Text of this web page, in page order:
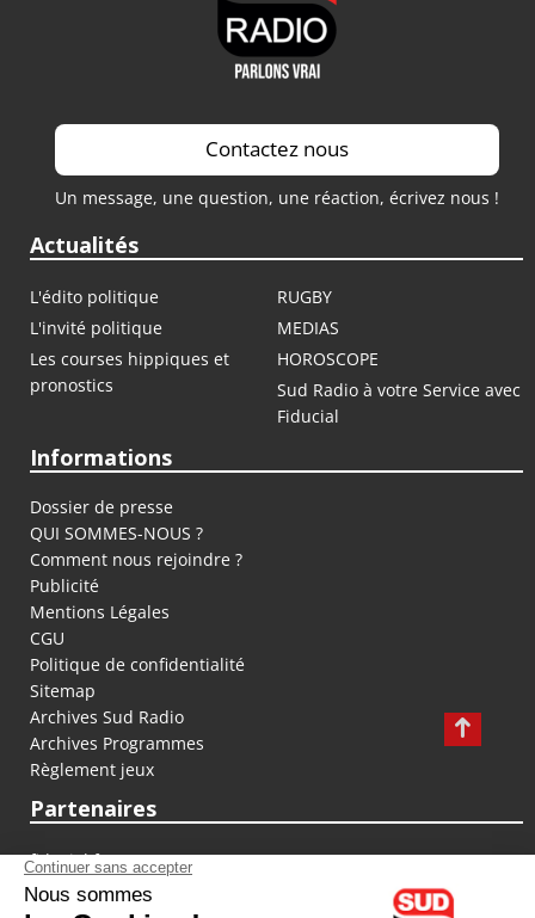
Contactez nous
Un message, une question, une réaction, écrivez nous !
Actualités
L'édito politique
RUGBY
L'invité politique
MEDIAS
Les courses hippiques et
pronostics
HOROSCOPE
Sud Radio à votre Service avec
Fiducial
Informations
Dossier de presse
QUI SOMMES-NOUS ?
Comment nous rejoindre ?
Publicité
Mentions Légales
CGU
Politique de confidentialité
Sitemap
Archives Sud Radio
Archives Programmes
Règlement jeux
Partenaires
fiducial.fr
lyoncapitale.fr